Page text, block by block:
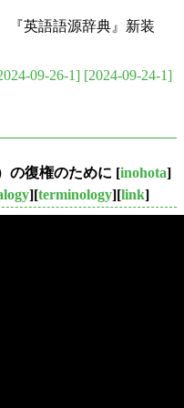
英語語源辞典』新装
09-26-1] [2024-09-24-1]
の復権のために [inohota]
][terminology][link]